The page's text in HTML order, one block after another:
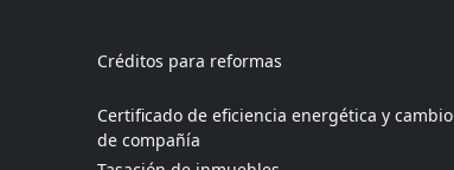
Créditos para reformas
Certificado de eficiencia energética y cambio
de compañía